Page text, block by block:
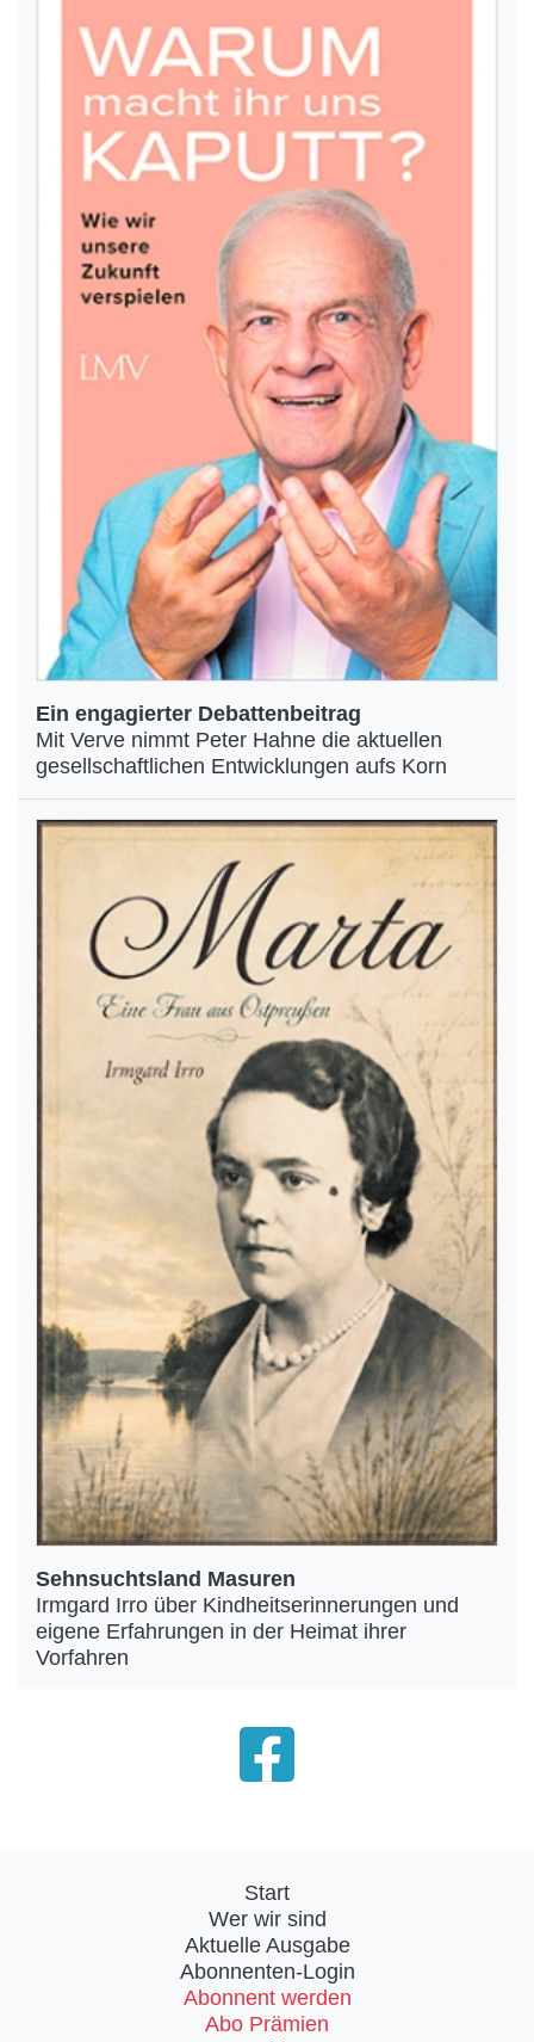
Ein engagierter Debattenbeitrag
Mit Verve nimmt Peter Hahne die aktuellen
gesellschaftlichen Entwicklungen aufs Korn
Sehnsuchtsland Masuren
Irmgard Irro über Kindheitserinnerungen und
eigene Erfahrungen in der Heimat ihrer
Vorfahren
Start
Wer wir sind
Aktuelle Ausgabe
Abonnenten-Login
Abonnent werden
Abo Prämien